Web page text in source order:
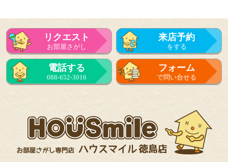
リクエスト
お部屋さがし
来店予約
をする
電話する
088-652-3016
フォーム
で問い合せる